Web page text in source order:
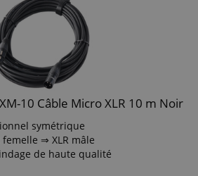
10 Câble Micro XLR 10 m Noir
symétrique
femelle ⇒ XLR mâle
de haute qualité